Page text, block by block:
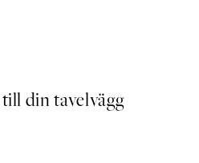
din tavelvägg